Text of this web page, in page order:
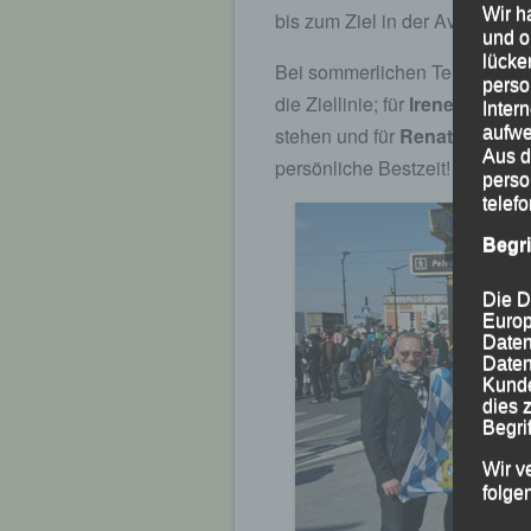
bis zum Ziel in der Avenue
Bei sommerlichen
die Ziellinie; für Irene
stehen und für Renate
persönliche Bestzeit!
Wir
und
Aus
Die
dies
Wir